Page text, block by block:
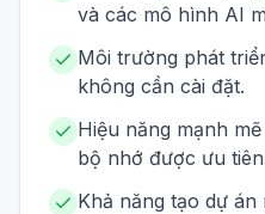
và các mô hình AI
Môi trường phát
không cần cài đặt.
Hiệu năng mạnh
bộ nhớ được ưu
Khả năng tạo dự án